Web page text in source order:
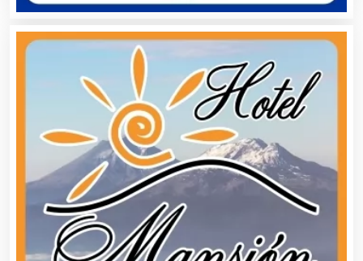
Artículos Personales
Artículos Publicitarios
Aseguradoras
Asesores Técnicos